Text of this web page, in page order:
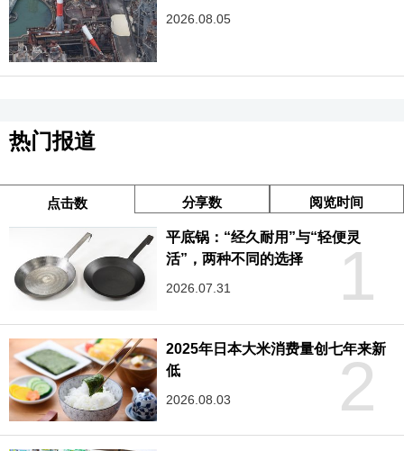
2026.08.05
热门报道
点击数 分享数 阅览时间
1
平底锅：“经久耐用”与“轻便灵
活”，两种不同的选择
2026.07.31
2
2025年日本大米消费量创七年来新
低
2026.08.03